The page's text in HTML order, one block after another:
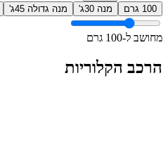
100 גרם מנה 30ג' מנה גדולה 45ג'
מחושב ל-100 גרם
הרכב הקלוריות